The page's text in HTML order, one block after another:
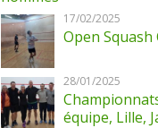
17/02/2025
Open
28/01/2025
équipe, Lille,